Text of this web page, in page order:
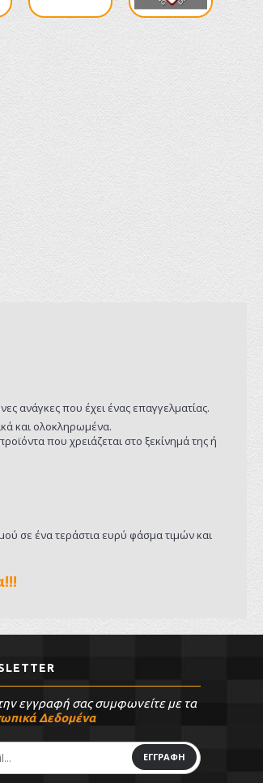
ανάγκες που έχει ένας επαγγελματίας.
και ολοκληρωμένα.
που χρειάζεται στο ξεκίνημά της ή
σε ένα τεράστια ευρύ φάσμα τιμών και
εγγραφή σας συμφωνείτε με τα
Δεδομένα
ΕΓΓΡΑΦΗ